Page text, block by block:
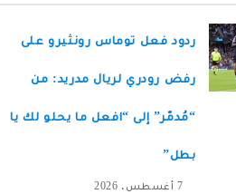
ردود فعل توماس رونثيرو على
رفض رودري لريال مدريد: من
“مُدمّر” إلى “افعل ما يحلو لك يا
بطل”
7 أغسطس، 2026